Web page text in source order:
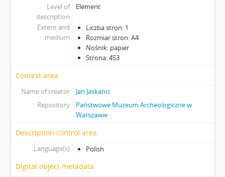
Level of
description
Element
Extent and
medium
Liczba stron: 1
Rozmiar stron: A4
Nośnik: papier
Strona: 453
Context area
Name of creator
Jan Jaskanis
Repository
Państwowe Muzeum Archeologiczne w
Warszawie
Description control area
Language(s) Polish
Digital object metadata